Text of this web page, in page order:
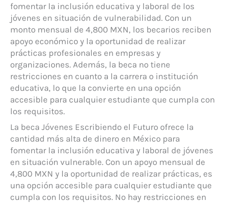
fomentar la inclusión educativa y laboral de los
jóvenes en situación de vulnerabilidad. Con un
monto mensual de 4,800 MXN, los becarios reciben
apoyo económico y la oportunidad de realizar
prácticas profesionales en empresas y
organizaciones. Además, la beca no tiene
restricciones en cuanto a la carrera o institución
educativa, lo que la convierte en una opción
accesible para cualquier estudiante que cumpla con
los requisitos.
La beca Jóvenes Escribiendo el Futuro ofrece la
cantidad más alta de dinero en México para
fomentar la inclusión educativa y laboral de jóvenes
en situación vulnerable. Con un apoyo mensual de
4,800 MXN y la oportunidad de realizar prácticas, es
una opción accesible para cualquier estudiante que
cumpla con los requisitos. No hay restricciones en